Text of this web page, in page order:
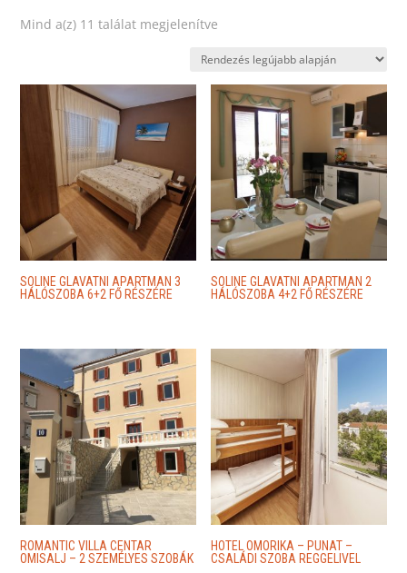
Mind a(z) 11 találat megjelenítve
latest
SOLINE GLAVATNI APARTMAN 3
HÁLÓSZOBA 6+2 FŐ RÉSZÉRE
SOLINE GLAVATNI APARTMAN 2
HÁLÓSZOBA 4+2 FŐ RÉSZÉRE
ROMANTIC VILLA CENTAR
OMISALJ – 2 SZEMÉLYES SZOBÁK
HOTEL OMORIKA – PUNAT –
CSALÁDI SZOBA REGGELIVEL